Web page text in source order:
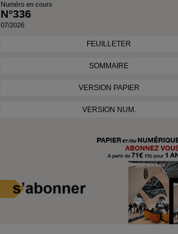
Numéro en cours
N°336
07/2026
FEUILLETER
SOMMAIRE
VERSION PAPIER
VERSION NUM.